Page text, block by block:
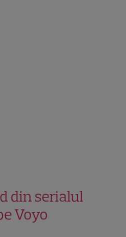
din serialul
Voyo